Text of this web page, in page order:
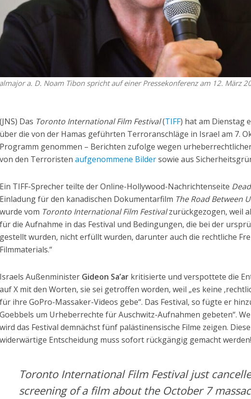
a. D. Noam Tibon spricht auf einer Pressekonferenz am 12. März
(JNS) Das Toronto International Film Festival(TIFF) hat am Dienstag
über die von der Hamas geführten Terroranschläge in Israel am 7.
Programm genommen – Berichten zufolge wegen
von den Terroristenaufgenommene Bildersowie aus
Ein TIFF-Sprecher teilte der Online-Hollywood-Nachrichtenseite
Einladung für den kanadischen Dokumentarfilm The Road Between
wurde vom Toronto International Film Festivalzurückgezogen, weil
für die Aufnahme in das Festival und Bedingungen, die bei der
gestellt wurden, nicht erfüllt wurden, darunter auch die rechtliche
Filmmaterials.“
Israels Außenminister Gideon Sa’ar kritisierte und verspottete die
auf X mit den Worten, sie sei getroffen worden, weil „es keine
für ihre GoPro-Massaker-Videos gebe“. Das Festival, so fügte er
Goebbels um Urheberrechte für Auschwitz-Aufnahmen gebeten“.
wird das Festival demnächst fünf palästinensische Filme zeigen.
widerwärtige Entscheidung muss sofort rückgängig gemacht
Toronto International Film Festival just
screening of a film about the October 7